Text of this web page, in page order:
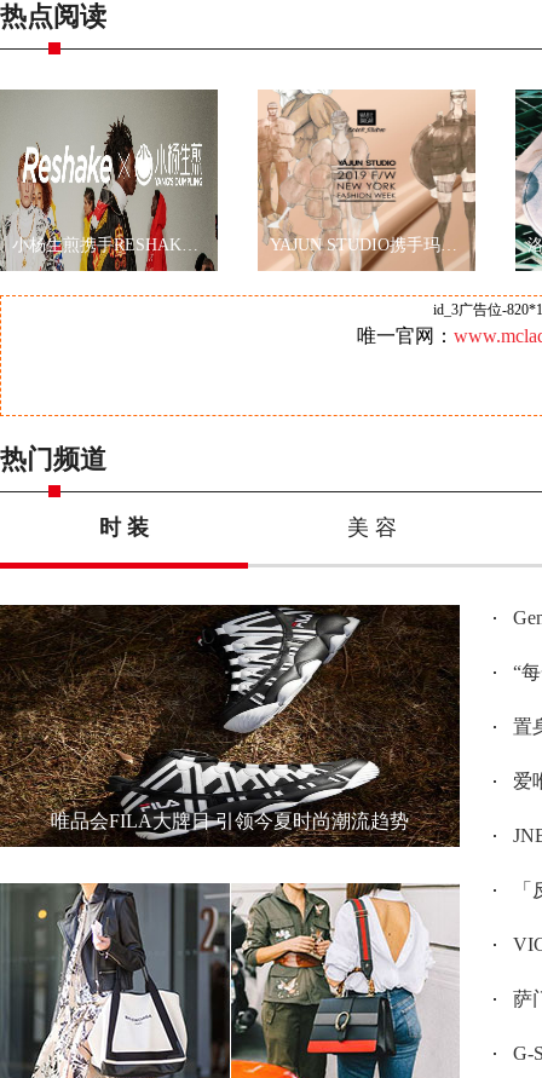
热点阅读
小杨生煎携手RESHAKE耀眼伦敦时装周，再现海派文化 YAJUN STUDIO携手玛丽黛佳色彩工作室2019秋冬纽约时装周玩转跨界
id_3广告位-
唯一官网：
热门频道
时 装 美 容
唯品会FILA大牌日 引领今夏时尚潮流趋势
“每
置
爱
「
萨
G-